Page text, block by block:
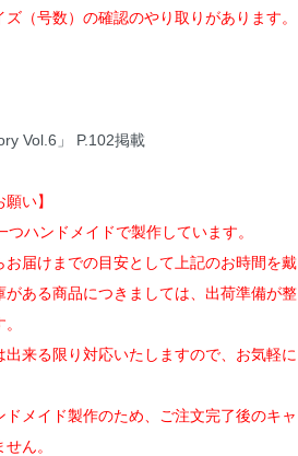
（号数）の確認のやり取りがあります。
Vol.6」 P.102掲載
い】
ハンドメイドで製作しています。
お届けまでの目安として上記のお時間を戴
がある商品につきましては、出荷準備が整
出来る限り対応いたしますので、お気軽に
メイド製作のため、ご注文完了後のキャ
ん。